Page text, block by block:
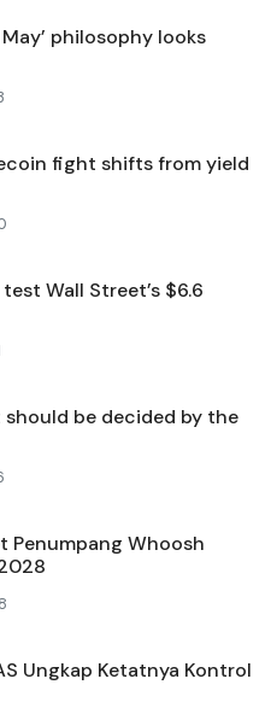
philosophy looks
fight shifts from yield
test Wall Street’s $6.6
should be decided by the
Penumpang Whoosh
Ungkap Ketatnya Kontrol